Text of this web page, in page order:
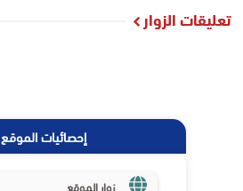
تعليقات الزوار
إحصائيات الموقع
زوار الموقع